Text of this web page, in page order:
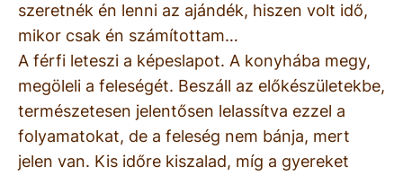
szeretnék én lenni az ajándék, hiszen volt idő,
mikor csak én számítottam…
A férfi leteszi a képeslapot. A konyhába megy,
megöleli a feleségét. Beszáll az előkészületekbe,
természetesen jelentősen lelassítva ezzel a
folyamatokat, de a feleség nem bánja, mert
jelen van. Kis időre kiszalad, míg a gyereket